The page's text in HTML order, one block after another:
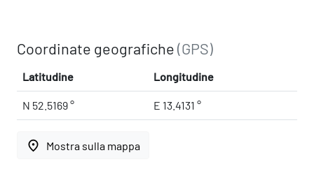
Coordinate geografiche(GPS)
Latitudine Longitudine
N 52.5169 ° E 13.4131 °
place Mostra sulla mappa